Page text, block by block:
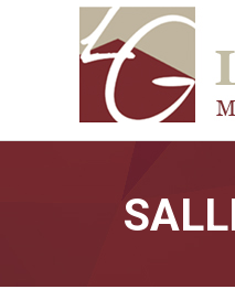
Aller au contenu principal